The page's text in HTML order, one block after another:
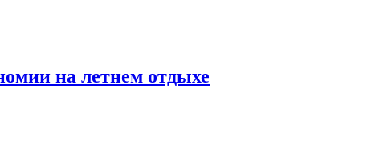
на летнем отдыхе